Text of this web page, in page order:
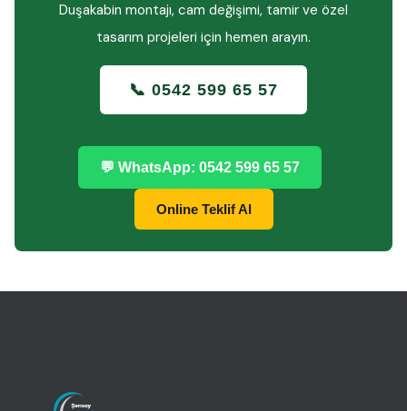
Duşakabin montajı, cam değişimi, tamir ve özel
tasarım projeleri için hemen arayın.
📞 0542 599 65 57
💬 WhatsApp: 0542 599 65 57
Online Teklif Al